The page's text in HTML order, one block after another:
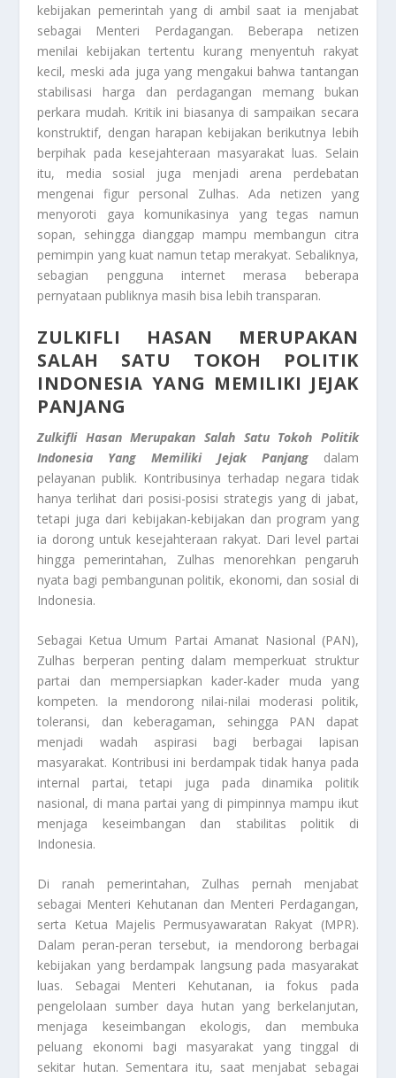
kebijakan pemerintah yang di ambil saat ia menjabat
sebagai Menteri Perdagangan. Beberapa netizen
menilai kebijakan tertentu kurang menyentuh rakyat
kecil, meski ada juga yang mengakui bahwa tantangan
stabilisasi harga dan perdagangan memang bukan
perkara mudah. Kritik ini biasanya di sampaikan secara
konstruktif, dengan harapan kebijakan berikutnya lebih
berpihak pada kesejahteraan masyarakat luas. Selain
itu, media sosial juga menjadi arena perdebatan
mengenai figur personal Zulhas. Ada netizen yang
menyoroti gaya komunikasinya yang tegas namun
sopan, sehingga dianggap mampu membangun citra
pemimpin yang kuat namun tetap merakyat. Sebaliknya,
sebagian pengguna internet merasa beberapa
pernyataan publiknya masih bisa lebih transparan.
ZULKIFLI HASAN MERUPAKAN
SALAH SATU TOKOH POLITIK
INDONESIA YANG MEMILIKI JEJAK
PANJANG
Zulkifli Hasan Merupakan Salah Satu Tokoh Politik
Indonesia Yang Memiliki Jejak Panjangdalam
pelayanan publik. Kontribusinya terhadap negara tidak
hanya terlihat dari posisi-posisi strategis yang di jabat,
tetapi juga dari kebijakan-kebijakan dan program yang
ia dorong untuk kesejahteraan rakyat. Dari level partai
hingga pemerintahan, Zulhas menorehkan pengaruh
nyata bagi pembangunan politik, ekonomi, dan sosial di
Indonesia.
Sebagai Ketua Umum Partai Amanat Nasional (PAN),
Zulhas berperan penting dalam memperkuat struktur
partai dan mempersiapkan kader-kader muda yang
kompeten. Ia mendorong nilai-nilai moderasi politik,
toleransi, dan keberagaman, sehingga PAN dapat
menjadi wadah aspirasi bagi berbagai lapisan
masyarakat. Kontribusi ini berdampak tidak hanya pada
internal partai, tetapi juga pada dinamika politik
nasional, di mana partai yang di pimpinnya mampu ikut
menjaga keseimbangan dan stabilitas politik di
Indonesia.
Di ranah pemerintahan, Zulhas pernah menjabat
sebagai Menteri Kehutanan dan Menteri Perdagangan,
serta Ketua Majelis Permusyawaratan Rakyat (MPR).
Dalam peran-peran tersebut, ia mendorong berbagai
kebijakan yang berdampak langsung pada masyarakat
luas. Sebagai Menteri Kehutanan, ia fokus pada
pengelolaan sumber daya hutan yang berkelanjutan,
menjaga keseimbangan ekologis, dan membuka
peluang ekonomi bagi masyarakat yang tinggal di
sekitar hutan. Sementara itu, saat menjabat sebagai